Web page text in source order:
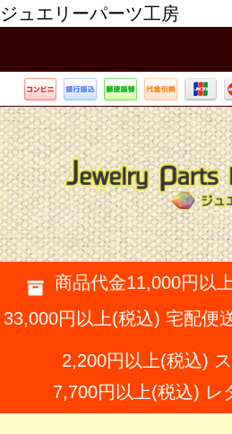
ジュエリーパーツ工房
商品代金11,000円以
33,000円以上(税込) 宅配便
2,200円以上(税込)
7,700円以上(税込) レ